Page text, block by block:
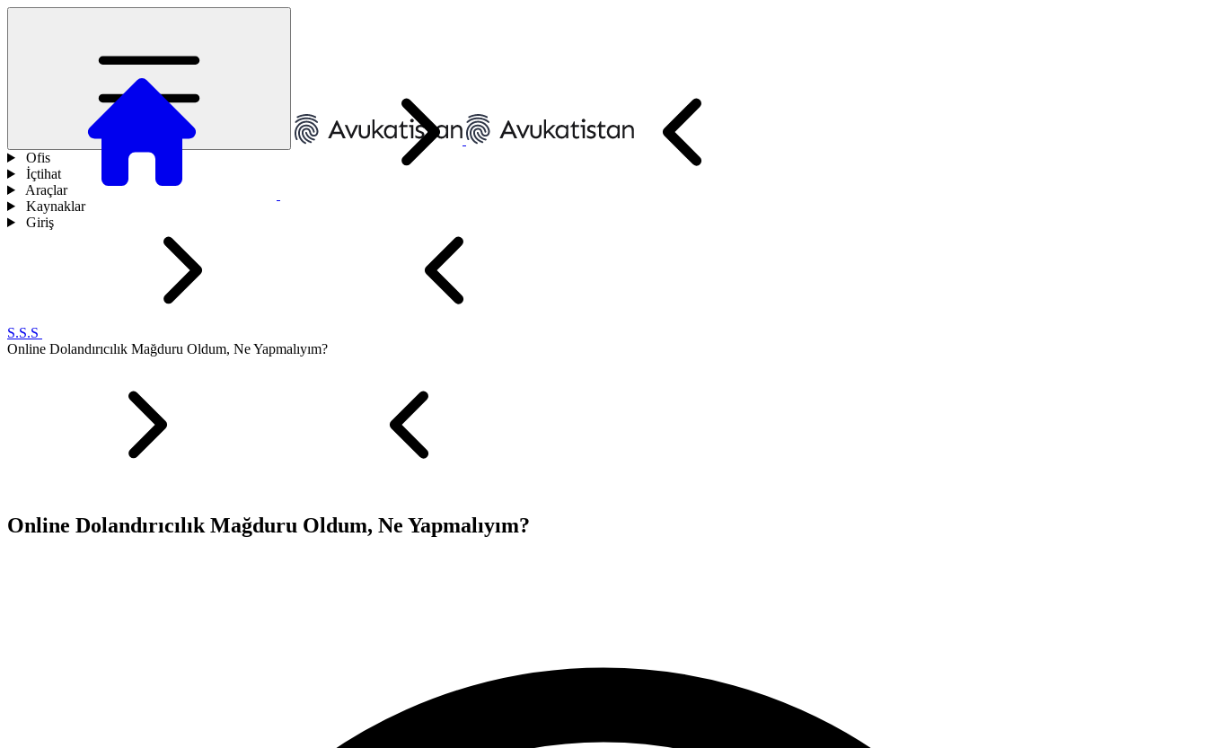
Ofis
İçtihat
Araçlar
Kaynaklar
Giriş
S.S.S
Online Dolandırıcılık Mağduru Oldum, Ne Yapmalıyım?
Online Dolandırıcılık Mağduru Oldum, Ne Yapmalıyım?